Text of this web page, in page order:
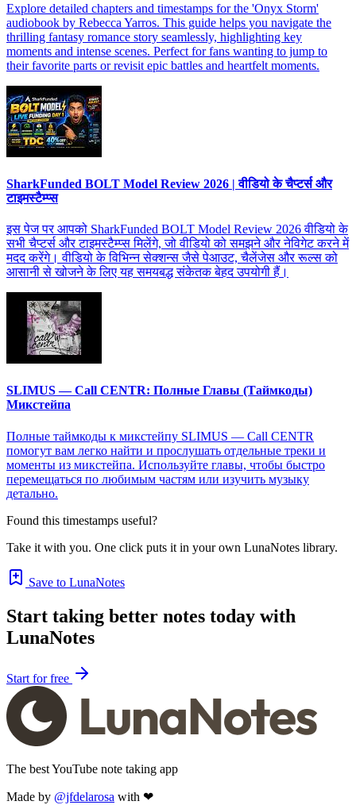
Explore detailed chapters and timestamps for the 'Onyx Storm'
audiobook by Rebecca Yarros. This guide helps you navigate the
thrilling fantasy romance story seamlessly, highlighting key
moments and intense scenes. Perfect for fans wanting to jump to
their favorite parts or revisit epic battles and heartfelt moments.
SharkFunded BOLT Model Review 2026 | वीडियो के चैप्टर्स और
टाइमस्टैम्प्स
इस पेज पर आपको SharkFunded BOLT Model Review 2026 वीडियो के
सभी चैप्टर्स और टाइमस्टैम्प्स मिलेंगे, जो वीडियो को समझने और नेविगेट करने में
मदद करेंगे। वीडियो के विभिन्न सेक्शन्स जैसे पेआउट, चैलेंजेस और रूल्स को
आसानी से खोजने के लिए यह समयबद्ध संकेतक बेहद उपयोगी हैं।
SLIMUS — Call CENTR: Полные Главы (Таймкоды)
Микстейпа
Полные таймкоды к микстейпу SLIMUS — Call CENTR
помогут вам легко найти и прослушать отдельные треки и
моменты из микстейпа. Используйте главы, чтобы быстро
перемещаться по любимым частям или изучить музыку
детально.
Found this timestamps useful?
Take it with you. One click puts it in your own LunaNotes library.
Save to LunaNotes
Start taking better notes today with
LunaNotes
Start for free
The best YouTube note taking app
Made by @jfdelarosa with ❤